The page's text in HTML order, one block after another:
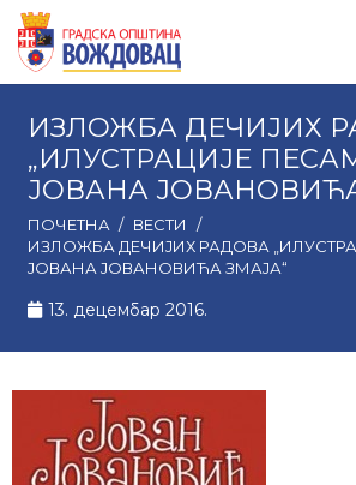
ИЗЛОЖБА ДЕЧИЈИХ
„ИЛУСТРАЦИЈЕ
ЈОВАНА
ПОЧЕТНА / ВЕСТИ
/
ИЗЛОЖБА ДЕЧИЈИХ РАДОВА
ЈОВАНА ЈОВАНОВИЋА ЗМАЈА“
13. децембар 2016.